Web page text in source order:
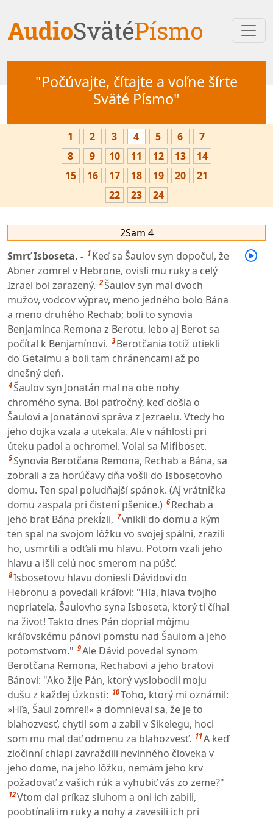
AudioSvätéPísmo
"Počúvajte, čítajte a voľne šírte
Sväté Písmo"
1 2 3 4 5 6
7
8
9 10 11 12 13
14
15
16 17 18 19 20
21
22
23 24
2Sam 4
Smrť Isboseta. - 1 Keď sa Šaulov syn dopočul, že
Abner zomrel v Hebrone, ovisli mu ruky a celý
Izrael bol zarazený. 2Šaulov syn mal dvoch
mužov, vodcov výprav, meno jedného bolo Bána
a meno druhého Rechab; boli to synovia
Benjamínca Remona z Berotu, lebo aj Berot sa
počítal k Benjamínovi. 3 Berotčania totiž utiekli
do Getaimu a boli tam chránencami až po
dnešný deň.
4Šaulov syn Jonatán mal na obe nohy
chromého syna. Bol päťročný, keď došla o
Šaulovi a Jonatánovi správa z Jezraelu. Vtedy ho
jeho dojka vzala a utekala. Ale v náhlosti pri
úteku padol a ochromel. Volal sa Mifiboset.
5Synovia Berotčana Remona, Rechab a Bána, sa
zobrali a za horúčavy dňa vošli do Isbosetovho
domu. Ten spal poludňajší spánok. (Aj vrátnička
domu zaspala pri čistení pšenice.) 6 Rechab a
jeho brat Bána prekĺzli, 7vnikli do domu a kým
ten spal na svojom lôžku vo svojej spálni, zrazili
ho, usmrtili a odťali mu hlavu. Potom vzali jeho
hlavu a išli celú noc smerom na púšť.
8Isbosetovu hlavu doniesli Dávidovi do
Hebronu a povedali kráľovi: "Hľa, hlava tvojho
nepriateľa, Šaulovho syna Isboseta, ktorý ti číhal
na život! Takto dnes Pán doprial môjmu
kráľovskému pánovi pomstu nad Šaulom a jeho
potomstvom." 9Ale Dávid povedal synom
Berotčana Remona, Rechabovi a jeho bratovi
Bánovi: "Ako žije Pán, ktorý vyslobodil moju
dušu z každej úzkosti: 10Toho, ktorý mi oznámil:
»Hľa, Šaul zomrel!« a domnieval sa, že je to
blahozvesť, chytil som a zabil v Sikelegu, hoci
som mu mal dať odmenu za blahozvesť. 11A keď
zločinní chlapi zavraždili nevinného človeka v
jeho dome, na jeho lôžku, nemám jeho krv
požadovať z vašich rúk a vyhubiť vás zo zeme?"
12Vtom dal príkaz sluhom a oni ich zabili,
poobtínali im ruky a nohy a zavesili ich pri